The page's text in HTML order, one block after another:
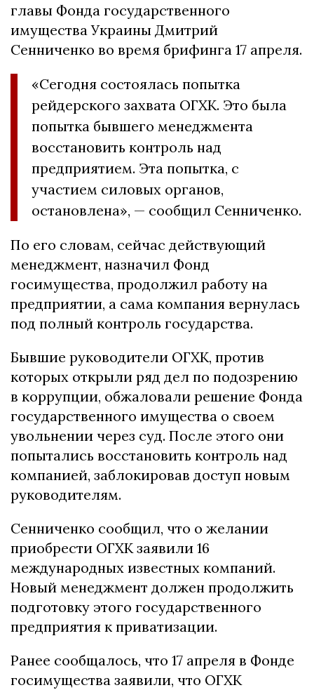
главы Фонда государственного
имущества Украины Дмитрий
Сенниченко во время брифинга 17 апреля.
«Сегодня состоялась попытка
рейдерского захвата ОГХК. Это была
попытка бывшего менеджмента
восстановить контроль над
предприятием. Эта попытка, с
участием силовых органов,
остановлена», — сообщил Сенниченко.
По его словам, сейчас действующий
менеджмент, назначил Фонд
госимущества, продолжил работу на
предприятии, а сама компания вернулась
под полный контроль государства.
Бывшие руководители ОГХК, против
которых открыли ряд дел по подозрению
в коррупции, обжаловали решение Фонда
государственного имущества о своем
увольнении через суд. После этого они
попытались восстановить контроль над
компанией, заблокировав доступ новым
руководителям.
Сенниченко сообщил, что о желании
приобрести ОГХК заявили 16
международных известных компаний.
Новый менеджмент должен продолжить
подготовку этого государственного
предприятия к приватизации.
Ранее сообщалось, что 17 апреля в Фонде
госимущества заявили, что ОГХК